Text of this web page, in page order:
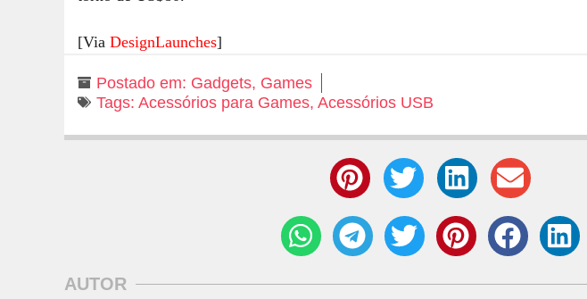
[Via DesignLaunches]
Postado em: Gadgets, Games
Tags: Acessórios para Games, Acessórios USB
AUTOR